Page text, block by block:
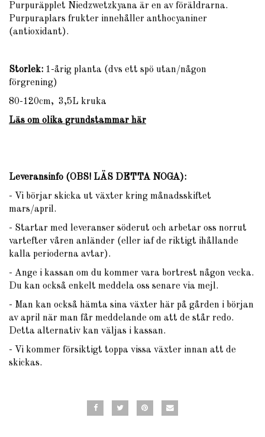
Purpuräpplet Niedzwetzkyana är en av föräldrarna.
Purpuraplars frukter innehåller anthocyaniner
(antioxidant).
Storlek: 1-årig planta (dvs ett spö utan/någon
förgrening)
80-120cm, 3,5L kruka
Läs om olika grundstammar här
Leveransinfo (OBS! LÄS DETTA NOGA):
- Vi börjar skicka ut växter kring månadsskiftet
mars/april.
- Startar med leveranser söderut och arbetar oss norrut
vartefter våren anländer (eller iaf de riktigt ihållande
kalla perioderna avtar).
- Ange i kassan om du kommer vara bortrest någon vecka.
Du kan också enkelt meddela oss senare via mejl.
- Man kan också hämta sina växter här på gården i början
av april när man får meddelande om att de står redo.
Detta alternativ kan väljas i kassan.
- Vi kommer försiktigt toppa vissa växter innan att de
skickas.